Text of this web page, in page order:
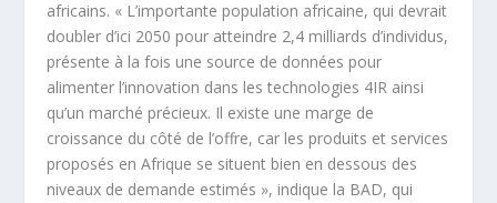
africains. « L’importante population africaine, qui devrait
doubler d’ici 2050 pour atteindre 2,4 milliards d’individus,
présente à la fois une source de données pour
alimenter l’innovation dans les technologies 4IR ainsi
qu’un marché précieux. Il existe une marge de
croissance du côté de l’offre, car les produits et services
proposés en Afrique se situent bien en dessous des
niveaux de demande estimés », indique la BAD, qui